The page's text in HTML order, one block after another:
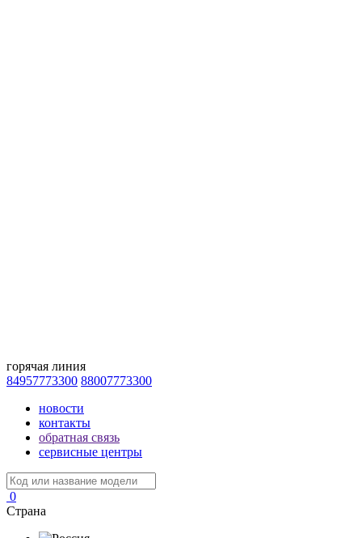
горячая линия
84957773300 88007773300
новости
контакты
обратная связь
сервисные центры
0
Страна